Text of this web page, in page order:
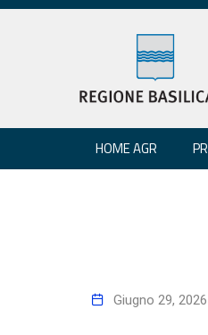
HOME AGR
Giugno 29, 2026